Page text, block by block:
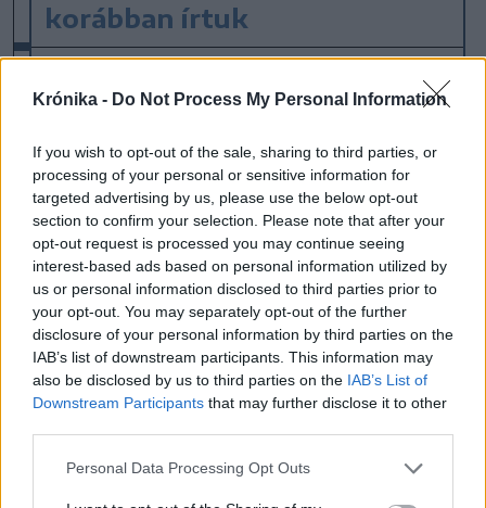
Krónika - Do Not Process My Personal Information
If you wish to opt-out of the sale, sharing to third parties, or
processing of your personal or sensitive information for
targeted advertising by us, please use the below opt-out
section to confirm your selection. Please note that after your
opt-out request is processed you may continue seeing
interest-based ads based on personal information utilized by
us or personal information disclosed to third parties prior to
your opt-out. You may separately opt-out of the further
disclosure of your personal information by third parties on the
IAB’s list of downstream participants. This information may
also be disclosed by us to third parties on the IAB’s List of
Downstream Participants that may further disclose it to other
Personal Data Processing Opt Outs
korábban írtuk
„Rendkívül bizalomteljes,
stratégiai viszony” – a kínai
védelmi minisztert fogadta
Putyin
Munkamegbeszélésen fogadta Vlagyimir